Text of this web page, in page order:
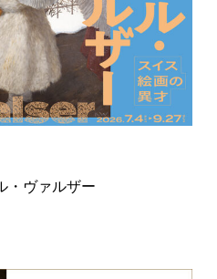
ヴァルザー